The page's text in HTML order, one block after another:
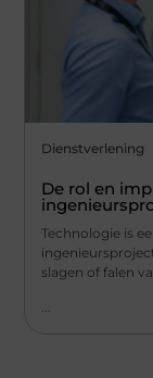
Dienstverlening
De rol en
Technologie is
slagen of falen
...